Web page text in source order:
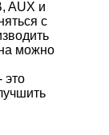
AUX и
с
можно
это